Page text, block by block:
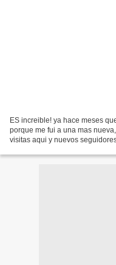
ES increible! ya hace meses
porque me fui a una mas
visitas aqui y nuevos